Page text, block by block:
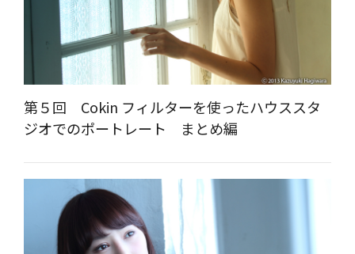
第５回 Cokin フィルターを使ったハウススタ
ジオでのポートレート まとめ編